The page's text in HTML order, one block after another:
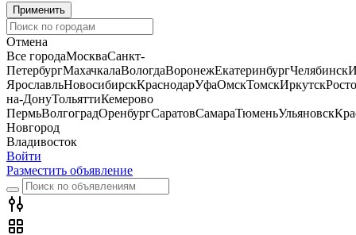
Применить
Отмена
Все городаМоскваСанкт-
ПетербургМахачкалаВологдаВоронежЕкатеринбургЧелябинск
ЯрославльНовосибирскКраснодарУфаОмскТомскИркутск
на-ДонуТольяттиКемерово
ПермьВолгоградОренбургСаратовСамараТюменьУльяновск
Новгород
Владивосток
Войти
Разместить объявление